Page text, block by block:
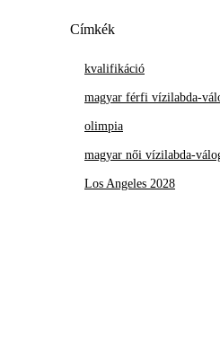
Címkék
kvalifikáció
magyar férfi vízilabda-
olimpia
magyar női vízilabda-
Los Angeles 2028